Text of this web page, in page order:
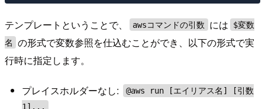
テンプレートということで、 awsコマンドの引数 には
$変数
名
の形式で変数参照を仕込むことができ、以下の形式で実
行時に指定します。
プレイスホルダーなし:
@aws run [エイリアス名] [引数
1]...